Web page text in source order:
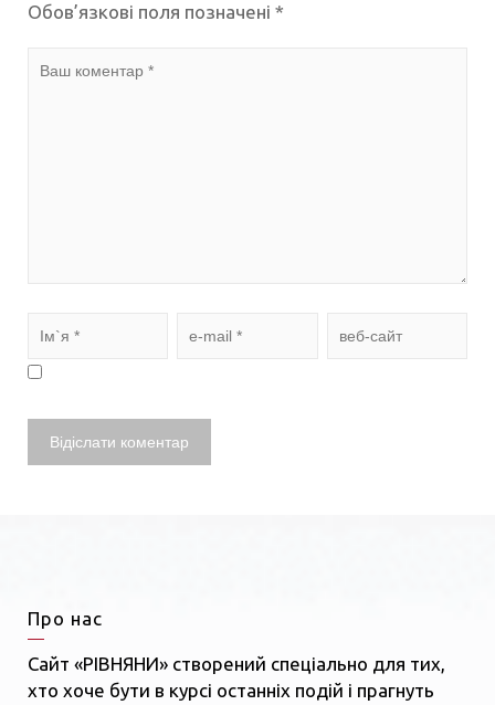
Обов’язкові поля позначені *
Про нас
Сайт «РІВНЯНИ» створений спеціально для тих,
хто хоче бути в курсі останніх подій і прагнуть